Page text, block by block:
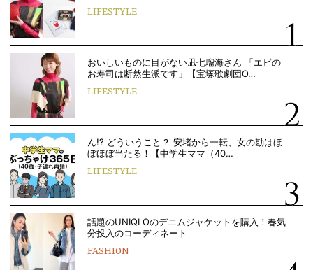
LIFESTYLE
おいしいものに目がない凪七瑠海さん 「エビの
お寿司は断然生派です」【宝塚歌劇団O…
LIFESTYLE
ん!? どういうこと？ 安堵から一転、女の勘はほ
ぼほぼ当たる！【中学生ママ（40…
LIFESTYLE
話題のUNIQLOのデニムジャケットを購入！春気
分投入のコーディネート
FASHION